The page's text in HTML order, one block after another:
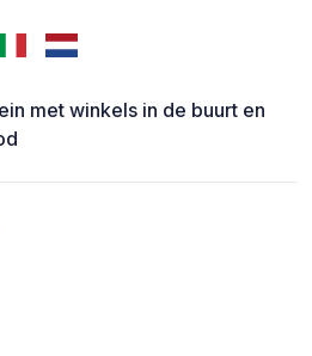
met winkels in de buurt en